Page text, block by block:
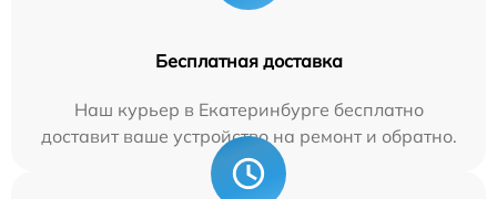
Бесплатная доставка
Наш курьер в Екатеринбурге бесплатно
доставит ваше устройство на ремонт и обратно.